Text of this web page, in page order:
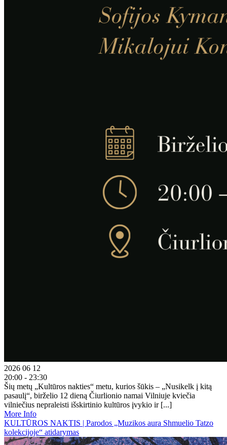
2026 06 12
20:00 - 23:30
Šių metų „Kultūros nakties“ metu, kurios šūkis – „Nusikelk į kitą
pasaulį“, birželio 12 dieną Čiurlionio namai Vilniuje kviečia
vilniečius nepraleisti išskirtinio kultūros įvykio ir [...]
More Info
KULTŪROS NAKTIS | Parodos „Muzikos aura Shmuelio Tatzo
kolekcijoje“ atidarymas